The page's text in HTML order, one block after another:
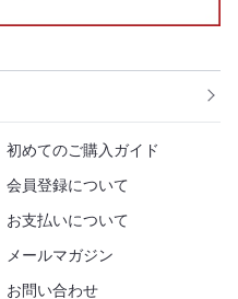
初めてのご購入ガイド
会員登録について
お支払いについて
メールマガジン
お問い合わせ